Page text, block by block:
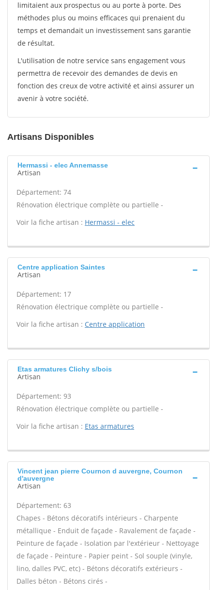
limitaient aux prospectus ou au porte à porte. Des
méthodes plus ou moins efficaces qui prenaient du
temps et demandait un investissement sans garantie
de résultat.
L'utilisation de notre service sans engagement vous
permettra de recevoir des demandes de devis en
fonction des creux de votre activité et ainsi assurer un
avenir à votre société.
Artisans Disponibles
Hermassi - elec Annemasse
Artisan
Département: 74
Rénovation électrique complète ou partielle -
Voir la fiche artisan : Hermassi - elec
Centre application Saintes
Artisan
Département: 17
Rénovation électrique complète ou partielle -
Voir la fiche artisan : Centre application
Etas armatures Clichy s/bois
Artisan
Département: 93
Rénovation électrique complète ou partielle -
Voir la fiche artisan : Etas armatures
Vincent jean pierre Cournon d auvergne, Cournon
d'auvergne
Artisan
Département: 63
Chapes - Bétons décoratifs intérieurs - Charpente
métallique - Enduit de façade - Ravalement de façade -
Peinture de façade - Isolation par l'extérieur - Nettoyage
de façade - Peinture - Papier peint - Sol souple (vinyle,
lino, dalles PVC, etc) - Bétons décoratifs extérieurs -
Dalles béton - Bétons cirés -